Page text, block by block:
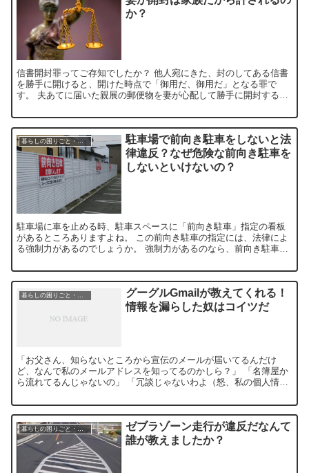
か？
信書開封罪ってご存知でしたか？ 他人宛にきた、封のしてある信書
を勝手に開けると、開けた時点で「御用だ、御用だ」となる罪で
す。 夫あてに届いた親展の郵便物を妻が心配して勝手に開封するな
暮らしの困りごと・生活ルール
駐車場で前向き駐車をしないと法
律違反？なぜ危険な前向き駐車を
しないといけないの？
駐車場に車を止める時、駐車スペースに「前向き駐車」指定の看板
があるところありますよね。 この前向き駐車の指定には、法律によ
る強制力があるのでしょうか。 強制力があるのなら、前向き駐車を
グーグルGmailが教えてくれる！
情報を漏らした奴はコイツだ
「お父さん、知らないところから宣伝のメールが届いてるんだけ
ど、なんで私のメールアドレスを知ってるのかしら？」 「名簿屋か
ら流れてるんじゃないの」 「冗談じゃないわよ（怒、私の個人情報
暮らしの困りごと・生活ルール
ゼブラゾーン走行が違反だなんて
誰が教えましたか？